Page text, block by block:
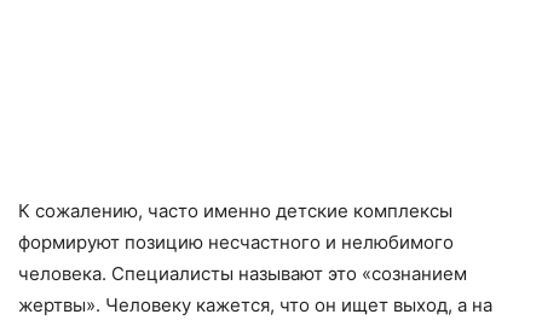
К сожалению, часто именно детские комплексы
формируют позицию несчастного и нелюбимого
человека. Специалисты называют это «сознанием
жертвы». Человеку кажется, что он ищет выход, а на